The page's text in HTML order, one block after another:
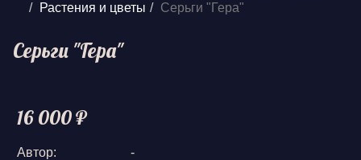
Растения и цветы
Серьги "Гера"
Серьги "Гера"
16 000 ₽
Автор: -